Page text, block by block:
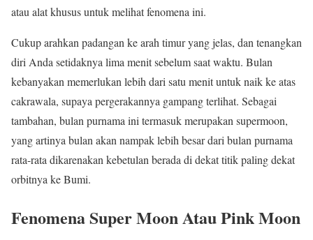
atau alat khusus untuk melihat fenomena ini.
Cukup arahkan padangan ke arah timur yang jelas, dan tenangkan
diri Anda setidaknya lima menit sebelum saat waktu. Bulan
kebanyakan memerlukan lebih dari satu menit untuk naik ke atas
cakrawala, supaya pergerakannya gampang terlihat. Sebagai
tambahan, bulan purnama ini termasuk merupakan supermoon,
yang artinya bulan akan nampak lebih besar dari bulan purnama
rata-rata dikarenakan kebetulan berada di dekat titik paling dekat
orbitnya ke Bumi.
Fenomena Super Moon Atau Pink Moon